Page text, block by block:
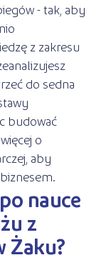
- tak, aby
z zakresu
do sedna
budować
o
aby
nauce
z
Żaku?